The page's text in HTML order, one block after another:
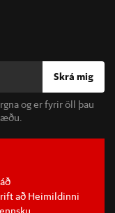
Skrá mig
og er fyrir öll þau
að Heimildinni